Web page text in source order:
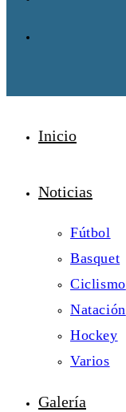
Inicio
Noticias
Fútbol
Basquet
Ciclismo
Natación
Hockey
Varios
Galería